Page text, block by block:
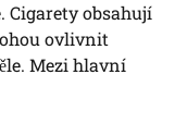
Cigarety obsahují
ovlivnit
Mezi hlavní